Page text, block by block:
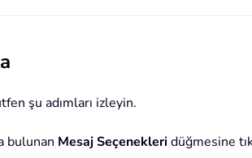
şu adımları izleyin.
bulunan Mesaj Seçenekleri düğmesine